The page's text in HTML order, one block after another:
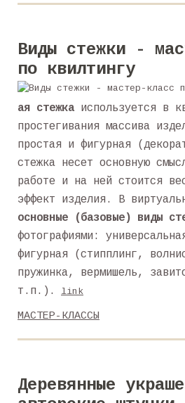
Виды стежки -
по квилтингу
ая стежка используется в
простегивания массива
простая и фигурная
стежка несет основную
работе и на ней стоится
эффект изделия. В
основные (базовые) виды
фотографиями:
фигурная (стипплинг,
пружинка, вермишель,
т.п.).
link
МАСТЕР-КЛАССЫ
Деревянные